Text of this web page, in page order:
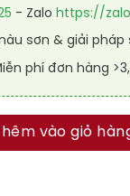
- Zalo https://
sơn & giải pháp
phí đơn hàng
RAGUARD 7038
vào giỏ